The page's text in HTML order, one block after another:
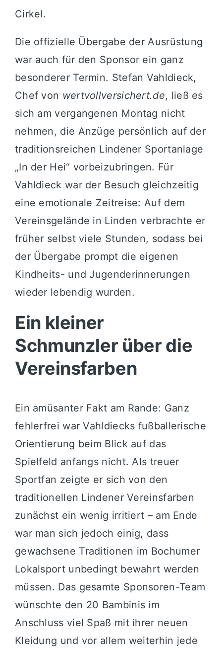
Cirkel.
Die offizielle Übergabe der Ausrüstung
war auch für den Sponsor ein ganz
besonderer Termin. Stefan Vahldieck,
Chef von wertvollversichert.de, ließ es
sich am vergangenen Montag nicht
nehmen, die Anzüge persönlich auf der
traditionsreichen Lindener Sportanlage
„In der Hei“ vorbeizubringen. Für
Vahldieck war der Besuch gleichzeitig
eine emotionale Zeitreise: Auf dem
Vereinsgelände in Linden verbrachte er
früher selbst viele Stunden, sodass bei
der Übergabe prompt die eigenen
Kindheits- und Jugenderinnerungen
wieder lebendig wurden.
Ein kleiner
Schmunzler über die
Vereinsfarben
Ein amüsanter Fakt am Rande: Ganz
fehlerfrei war Vahldiecks fußballerische
Orientierung beim Blick auf das
Spielfeld anfangs nicht. Als treuer
Sportfan zeigte er sich von den
traditionellen Lindener Vereinsfarben
zunächst ein wenig irritiert – am Ende
war man sich jedoch einig, dass
gewachsene Traditionen im Bochumer
Lokalsport unbedingt bewahrt werden
müssen. Das gesamte Sponsoren-Team
wünschte den 20 Bambinis im
Anschluss viel Spaß mit ihrer neuen
Kleidung und vor allem weiterhin jede